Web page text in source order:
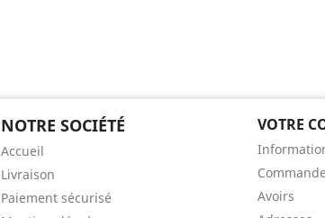
NOTRE SOCIÉTÉ
Accueil
Livraison
Paiement sécurisé
VOTRE
Avoirs